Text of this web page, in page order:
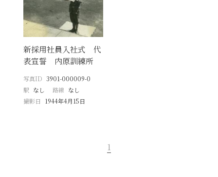
新採用社員入社式 代
表宣誓 内原訓練所
写真ID 3901-000009-0
駅 なし 路線 なし
撮影日
1944年4月15日
1